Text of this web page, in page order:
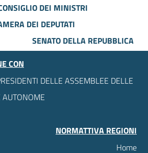
DEI MINISTRI
DEI DEPUTATI
SENATO DELLA REPUBBLICA
CON
DELLE ASSEMBLEE DELLE
NORMATTIVA REGIONI
Home